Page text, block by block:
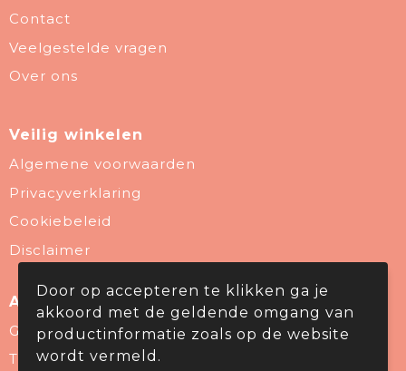
Contact
Veelgestelde vragen
Over ons
Veilig winkelen
Algemene voorwaarden
Privacyverklaring
Cookiebeleid
Disclaimer
Aanbevolen categorieën
Give Aways
Thema & Branche
Door op accepteren te klikken ga je
akkoord met de geldende omgang van
productinformatie zoals op de website
wordt vermeld.